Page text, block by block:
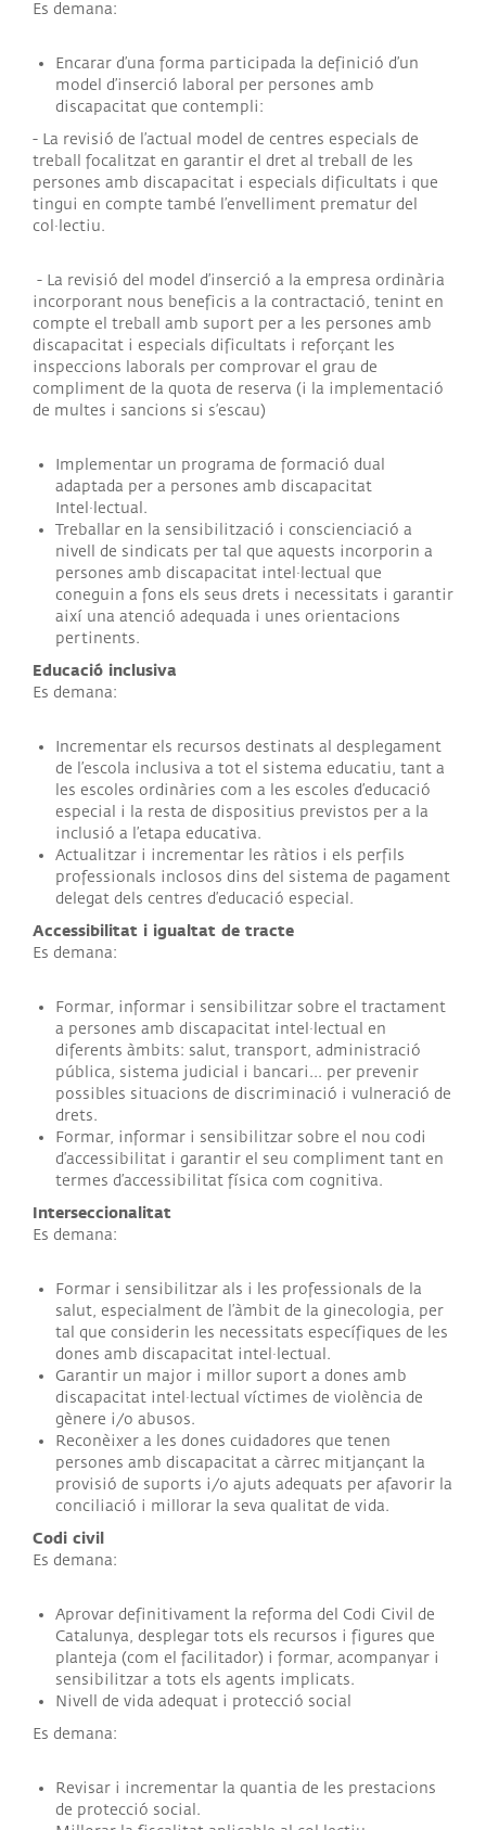
Es demana:
Encarar d’una forma participada la definició d’un
model d’inserció laboral per persones amb
discapacitat que contempli:
- La revisió de l’actual model de centres especials de
treball focalitzat en garantir el dret al treball de les
persones amb discapacitat i especials dificultats i que
tingui en compte també l’envelliment prematur del
col·lectiu.
- La revisió del model d’inserció a la empresa ordinària
incorporant nous beneficis a la contractació, tenint en
compte el treball amb suport per a les persones amb
discapacitat i especials dificultats i reforçant les
inspeccions laborals per comprovar el grau de
compliment de la quota de reserva (i la implementació
de multes i sancions si s’escau)
Implementar un programa de formació dual
adaptada per a persones amb discapacitat
Intel·lectual.
Treballar en la sensibilització i conscienciació a
nivell de sindicats per tal que aquests incorporin a
persones amb discapacitat intel·lectual que
coneguin a fons els seus drets i necessitats i garantir
així una atenció adequada i unes orientacions
pertinents.
Educació inclusiva
Es demana:
Incrementar els recursos destinats al desplegament
de l’escola inclusiva a tot el sistema educatiu, tant a
les escoles ordinàries com a les escoles d’educació
especial i la resta de dispositius previstos per a la
inclusió a l’etapa educativa.
Actualitzar i incrementar les ràtios i els perfils
professionals inclosos dins del sistema de pagament
delegat dels centres d’educació especial.
Accessibilitat i igualtat de tracte
Es demana:
Formar, informar i sensibilitzar sobre el tractament
a persones amb discapacitat intel·lectual en
diferents àmbits: salut, transport, administració
pública, sistema judicial i bancari... per prevenir
possibles situacions de discriminació i vulneració de
drets.
Formar, informar i sensibilitzar sobre el nou codi
d’accessibilitat i garantir el seu compliment tant en
termes d’accessibilitat física com cognitiva.
Interseccionalitat
Es demana:
Formar i sensibilitzar als i les professionals de la
salut, especialment de l’àmbit de la ginecologia, per
tal que considerin les necessitats específiques de les
dones amb discapacitat intel·lectual.
Garantir un major i millor suport a dones amb
discapacitat intel·lectual víctimes de violència de
gènere i/o abusos.
Reconèixer a les dones cuidadores que tenen
persones amb discapacitat a càrrec mitjançant la
provisió de suports i/o ajuts adequats per afavorir la
conciliació i millorar la seva qualitat de vida.
Codi civil
Es demana:
Aprovar definitivament la reforma del Codi Civil de
Catalunya, desplegar tots els recursos i figures que
planteja (com el facilitador) i formar, acompanyar i
sensibilitzar a tots els agents implicats.
Nivell de vida adequat i protecció social
Es demana:
Revisar i incrementar la quantia de les prestacions
de protecció social.